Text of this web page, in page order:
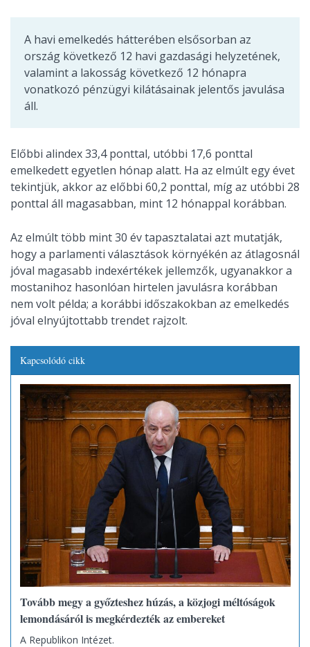
A havi emelkedés hátterében elsősorban az
ország következő 12 havi gazdasági helyzetének,
valamint a lakosság következő 12 hónapra
vonatkozó pénzügyi kilátásainak jelentős javulása
áll.
Előbbi alindex 33,4 ponttal, utóbbi 17,6 ponttal
emelkedett egyetlen hónap alatt. Ha az elmúlt egy évet
tekintjük, akkor az előbbi 60,2 ponttal, míg az utóbbi 28
ponttal áll magasabban, mint 12 hónappal korábban.
Az elmúlt több mint 30 év tapasztalatai azt mutatják,
hogy a parlamenti választások környékén az átlagosnál
jóval magasabb indexértékek jellemzők, ugyanakkor a
mostanihoz hasonlóan hirtelen javulásra korábban
nem volt példa; a korábbi időszakokban az emelkedés
jóval elnyújtottabb trendet rajzolt.
Kapcsolódó cikk
Tovább megy a győzteshez húzás, a közjogi méltóságok
lemondásáról is megkérdezték az embereket
A Republikon Intézet.